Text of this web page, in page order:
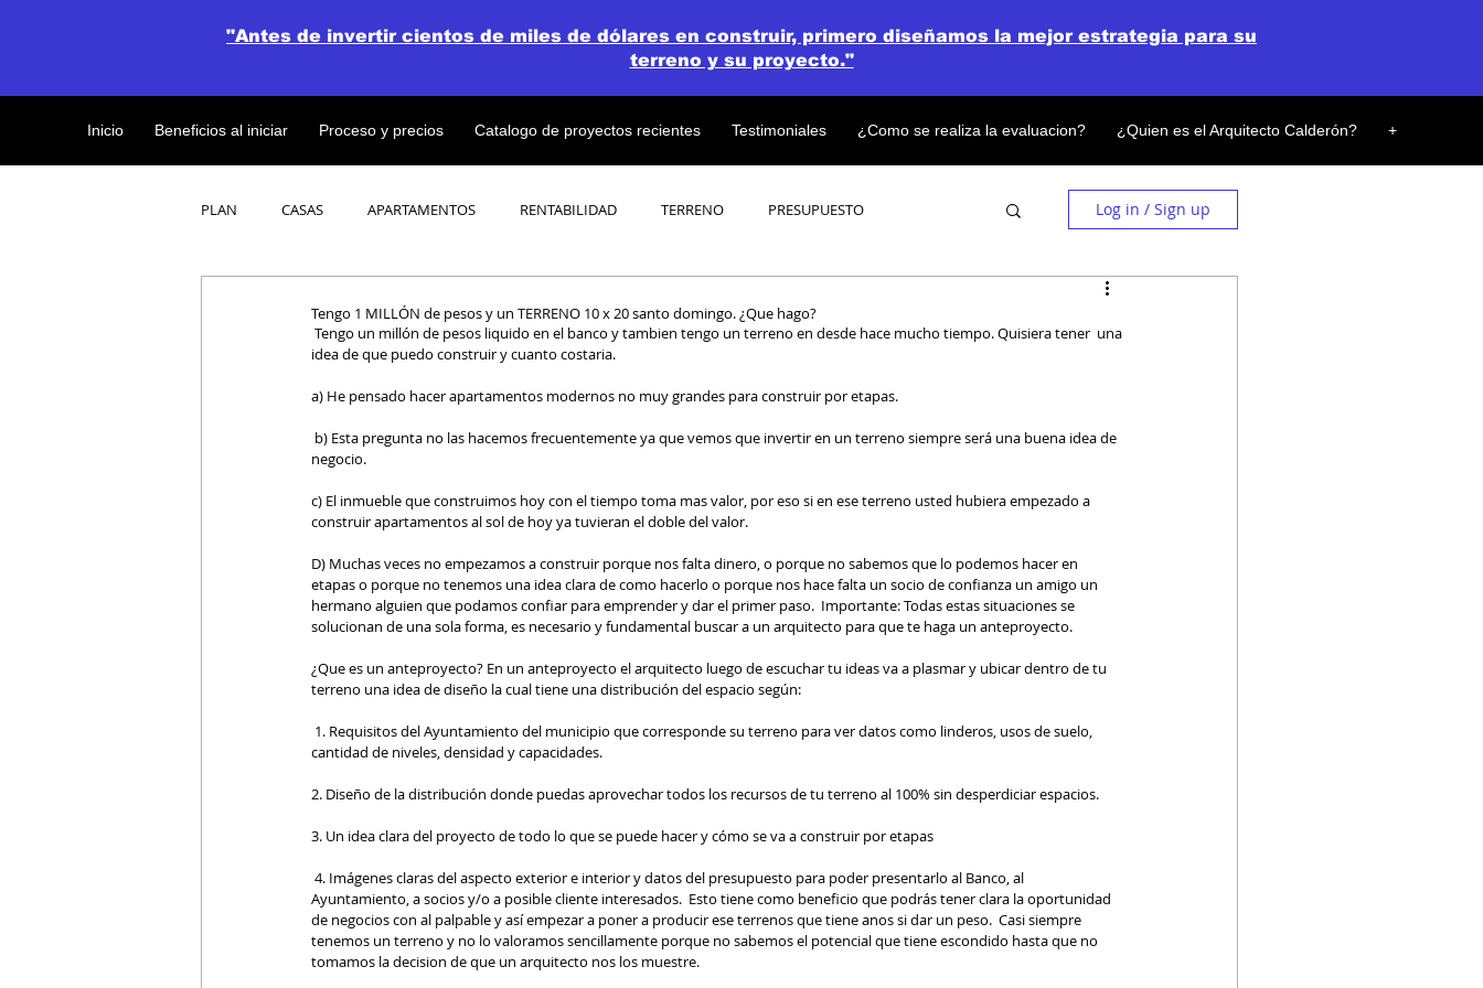
Inicio Beneficios al iniciar Proceso y precios Catalogo de proyectos recientes Testimoniales ¿Como se realiza la evaluacion? ¿Quien es el Arquitecto Calderón? +
"Antes de invertir cientos de miles de dólares en construir, primero diseñamos la mejor estrategia para su
terreno y su proyecto."
PLAN CASAS APARTAMENTOS RENTABILIDAD TERRENO PRESUPUESTO
OBRAS DE CONSTRUCCION
Log in / Sign up
Tengo 1 MILLÓN de pesos y un TERRENO 10 x 20 santo domingo. ¿Que hago?
idea de que puedo construir y cuanto costaria.
a) He pensado hacer apartamentos modernos no muy grandes para construir por etapas.
negocio.
c) El inmueble que construimos hoy con el tiempo toma mas valor, por eso si en ese terreno usted hubiera empezado a
construir apartamentos al sol de hoy ya tuvieran el doble del valor.
D) Muchas veces no empezamos a construir porque nos falta dinero, o porque no sabemos que lo podemos hacer en
etapas o porque no tenemos una idea clara de como hacerlo o porque nos hace falta un socio de confianza un amigo un
hermano alguien que podamos confiar para emprender y dar el primer paso.  Importante: Todas estas situaciones se
solucionan de una sola forma, es necesario y fundamental buscar a un arquitecto para que te haga un anteproyecto.
¿Que es un anteproyecto? En un anteproyecto el arquitecto luego de escuchar tu ideas va a plasmar y ubicar dentro de tu
terreno una idea de diseño la cual tiene una distribución del espacio según:
cantidad de niveles, densidad y capacidades.
2. Diseño de la distribución donde puedas aprovechar todos los recursos de tu terreno al 100% sin desperdiciar espacios.
3. Un idea clara del proyecto de todo lo que se puede hacer y cómo se va a construir por etapas
Ayuntamiento, a socios y/o a posible cliente interesados.  Esto tiene como beneficio que podrás tener clara la oportunidad
de negocios con al palpable y así empezar a poner a producir ese terrenos que tiene anos si dar un peso.  Casi siempre
tenemos un terreno y no lo valoramos sencillamente porque no sabemos el potencial que tiene escondido hasta que no
tomamos la decision de que un arquitecto nos los muestre.